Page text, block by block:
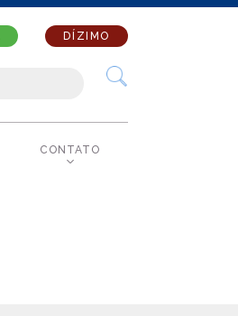
DÍZIMO
CONTATO